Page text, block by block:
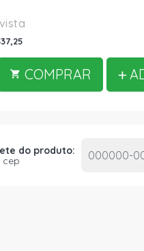
COMPRAR
do produto:
cep